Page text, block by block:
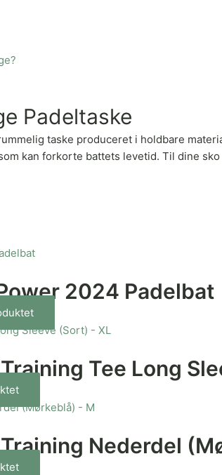
Padeltaske
taske produceret i holdbare
kan forkorte battets levetid. Til dine sko
2024 Padelbat
Training Tee Long
Training Nederdel